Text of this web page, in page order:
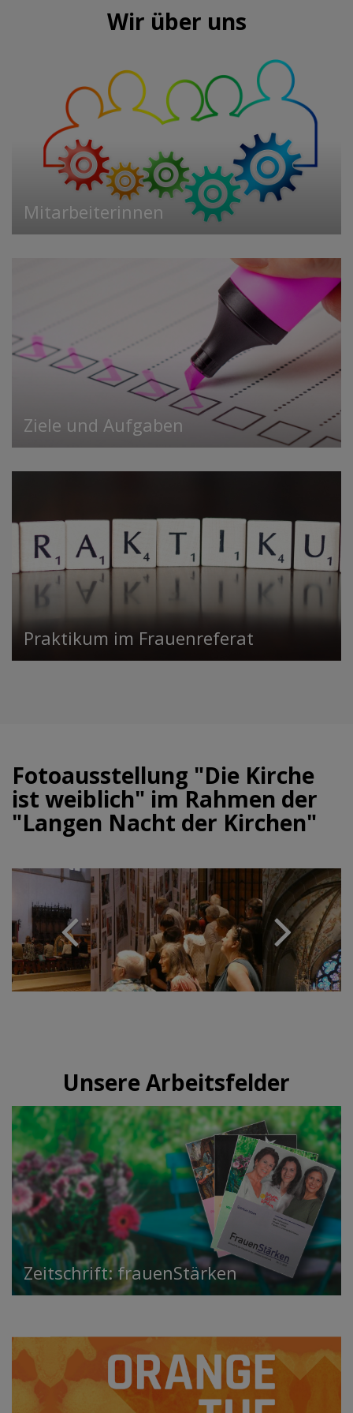
Wir über uns
Mitarbeiterinnen
Ziele und Aufgaben
Praktikum im Frauenreferat
Fotoausstellung "Die Kirche
ist weiblich" im Rahmen der
"Langen Nacht der Kirchen"
Unsere Arbeitsfelder
Zeitschrift: frauenStärken